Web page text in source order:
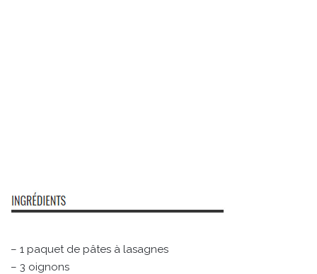
– 1 paquet de pâtes à lasagnes
– 3 oignons